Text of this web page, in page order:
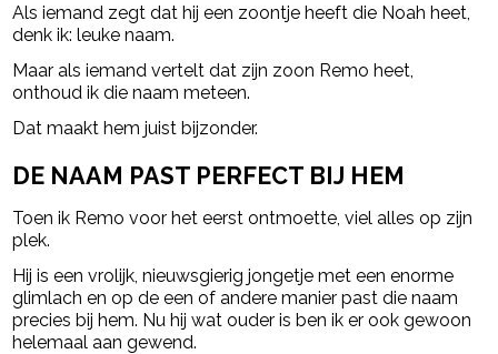
Als iemand zegt dat hij een zoontje heeft die Noah heet,
denk ik: leuke naam.
Maar als iemand vertelt dat zijn zoon Remo heet,
onthoud ik die naam meteen.
Dat maakt hem juist bijzonder.
DE NAAM PAST PERFECT BIJ HEM
Toen ik Remo voor het eerst ontmoette, viel alles op zijn
plek.
Hij is een vrolijk, nieuwsgierig jongetje met een enorme
glimlach en op de een of andere manier past die naam
precies bij hem. Nu hij wat ouder is ben ik er ook gewoon
helemaal aan gewend.